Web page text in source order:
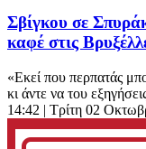
Σβίγκου σε
καφέ στις
«Εκεί που περπατάς
κι άντε να του
14:42 | Τρίτη 02